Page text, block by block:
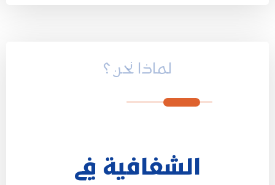
لماذا نحن ؟
الشفافية في